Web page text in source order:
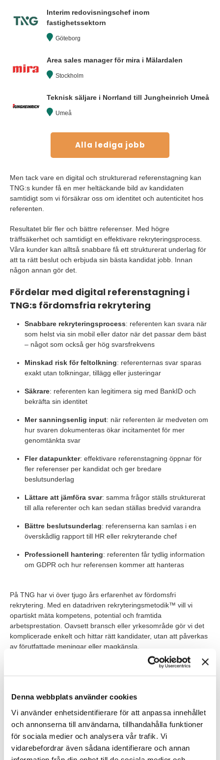
Denna webbplats använder cookies
Vi använder enhetsidentifierare för att anpassa innehållet
och annonserna till användarna, tillhandahålla funktioner
för sociala medier och analysera vår trafik. Vi
vidarebefordrar även sådana identifierare och annan
Interim redovisningschef inom
fastighetssektorn
Göteborg
Area sales manager för mira i Mälardalen
Stockholm
Teknisk säljare i Norrland till Jungheinrich Umeå
Umeå
Alla lediga jobb
Men tack vare en digital och strukturerad referenstagning kan
TNG:s kunder få en mer heltäckande bild av kandidaten
samtidigt som vi försäkrar oss om identitet och autenticitet hos
referenten.
Resultatet blir fler och bättre referenser. Med högre
träffsäkerhet och samtidigt en effektivare rekryteringsprocess.
Våra kunder kan alltså snabbare få ett strukturerat underlag för
att ta rätt beslut och erbjuda sin bästa kandidat jobb. Innan
någon annan gör det.
Fördelar med digital referenstagning i
TNG:s fördomsfria rekrytering
Snabbare rekryteringsprocess: referenten kan svara när
som helst via sin mobil eller dator när det passar dem bäst
– något som också ger hög svarsfrekvens
Minskad risk för feltolkning: referenternas svar sparas
exakt utan tolkningar, tillägg eller justeringar
Säkrare: referenten kan legitimera sig med BankID och
bekräfta sin identitet
Mer sanningsenlig input: när referenten är medveten om
hur svaren dokumenteras ökar incitamentet för mer
genomtänkta svar
Fler datapunkter: effektivare referenstagning öppnar för
fler referenser per kandidat och ger bredare
beslutsunderlag
Lättare att jämföra svar: samma frågor ställs strukturerat
till alla referenter och kan sedan ställas bredvid varandra
Bättre beslutsunderlag: referenserna kan samlas i en
överskådlig rapport till HR eller rekryterande chef
Professionell hantering: referenten får tydlig information
om GDPR och hur referensen kommer att hanteras
På TNG har vi över tjugo års erfarenhet av fördomsfri
rekrytering. Med en datadriven rekryteringsmetodik™ vill vi
opartiskt mäta kompetens, potential och framtida
arbetsprestation. Oavsett bransch eller yrkesområde gör vi det
komplicerade enkelt och hittar rätt kandidater, utan att påverkas
av förutfattade meningar eller magkänsla.
ger vi våra kunder och
Vill du veta mer om hur TNG kan hjälpa dig med rekrytering,
interim och bemanning – träffsäkert, effektivt och
fördomsfritt? Kontakta oss idag!
Låt oss prata mer!